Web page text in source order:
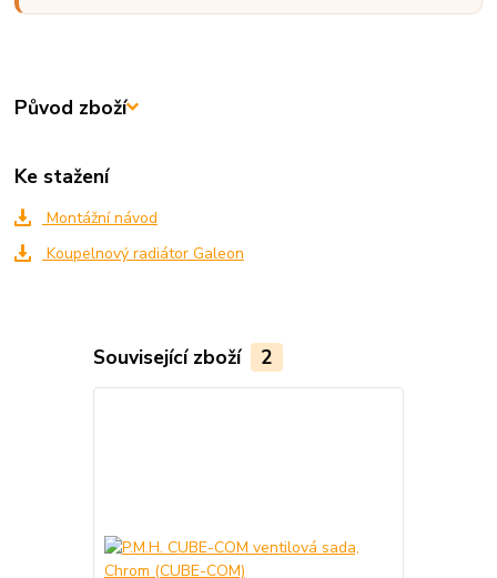
Původ zboží
Ke stažení
Montážní návod
Koupelnový radiátor Galeon
Související zboží 2